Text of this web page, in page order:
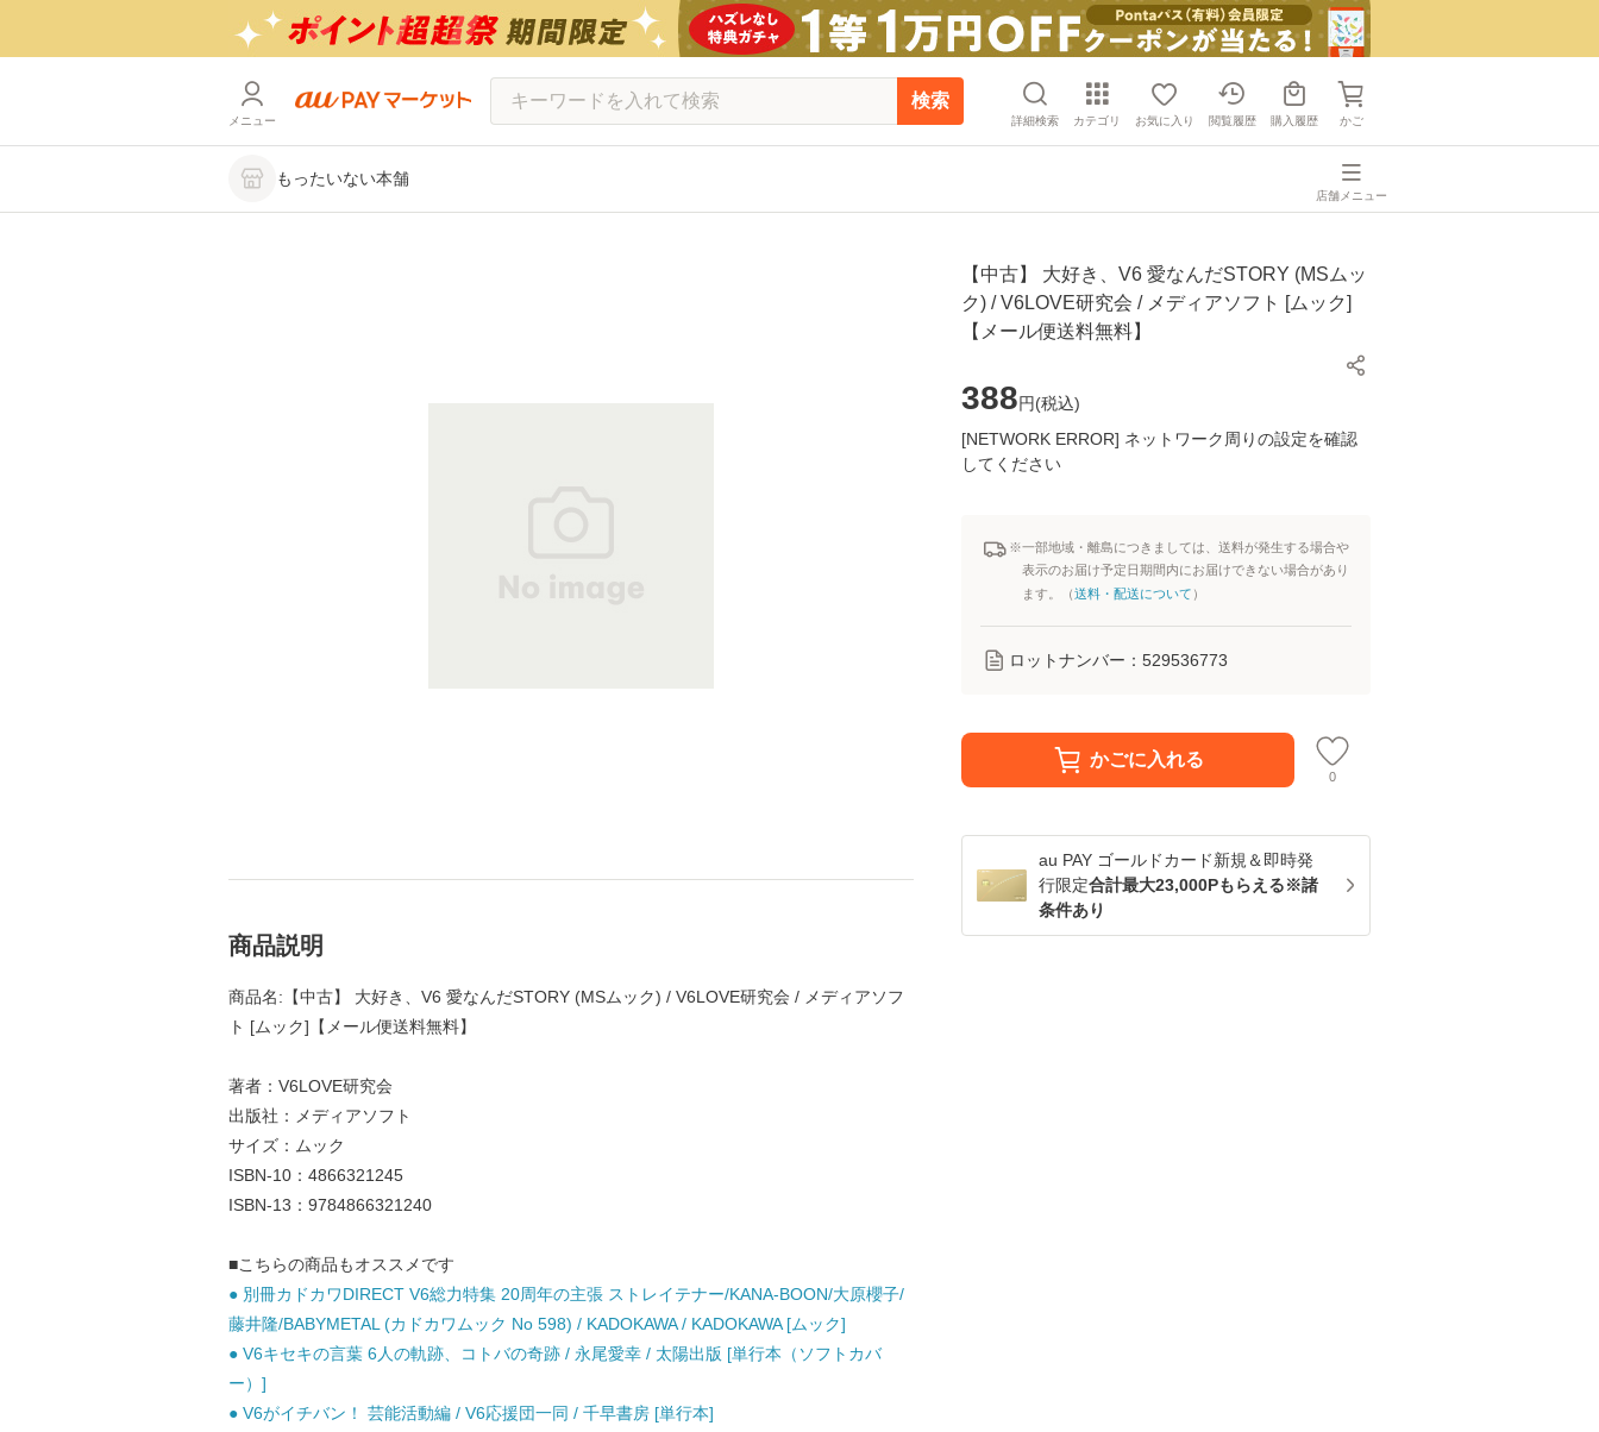
メニュー
検索
詳細検索 カテゴリ お気に入り 閲覧履歴 購入履歴 かご
もったいない本舗
店舗メニュー
【中古】 大好き、V6 愛なんだSTORY (MSムッ
ク) / V6LOVE研究会 / メディアソフト [ムック]
【メール便送料無料】
388円(税込)
[NETWORK ERROR] ネットワーク周りの設定を確認
してください
※一部地域・離島につきましては、送料が発生する場合や
表示のお届け予定日期間内にお届けできない場合があり
ます。（送料・配送について ）
ロットナンバー： 529536773
かごに入れる
0
au PAY ゴールドカード新規＆即時発
行限定合計最大23,000Pもらえる※諸
条件あり
商品説明
商品名:【中古】 大好き、V6 愛なんだSTORY (MSムック) / V6LOVE研究会 / メディアソフ
ト [ムック]【メール便送料無料】
著者：V6LOVE研究会
出版社：メディアソフト
サイズ：ムック
ISBN-10：4866321245
ISBN-13：9784866321240
■こちらの商品もオススメです
● 別冊カドカワDIRECT V6総力特集 20周年の主張 ストレイテナー/KANA-BOON/大原櫻子/
藤井隆/BABYMETAL (カドカワムック No 598) / KADOKAWA / KADOKAWA [ムック]
● V6キセキの言葉 6人の軌跡、コトバの奇跡 / 永尾愛幸 / 太陽出版 [単行本（ソフトカバ
ー）]
● V6がイチバン！ 芸能活動編 / V6応援団一同 / 千早書房 [単行本]